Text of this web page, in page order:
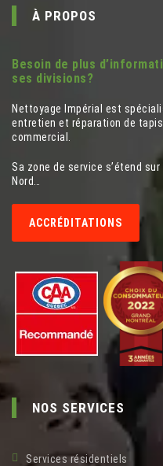
À PROPOS
Besoin de plus
ses divisions?
Nettoyage Impérial est
entretien et réparation de
commercial.
Sa zone de service s’étend
Nord…
ACCRÉDITATIONS
NOS SERVICES
Services résidentiels